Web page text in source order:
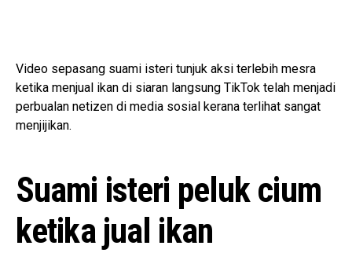
Video sepasang suami isteri tunjuk aksi terlebih mesra
ketika menjual ikan di siaran langsung TikTok telah menjadi
perbualan netizen di media sosial kerana terlihat sangat
menjijikan.
Suami isteri peluk cium
ketika jual ikan